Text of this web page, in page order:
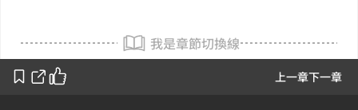
上一章下一章
我是章節切換線